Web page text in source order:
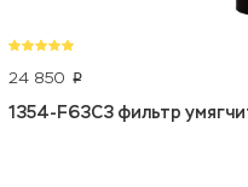
24 850 p
1354-F63C3 фильтр